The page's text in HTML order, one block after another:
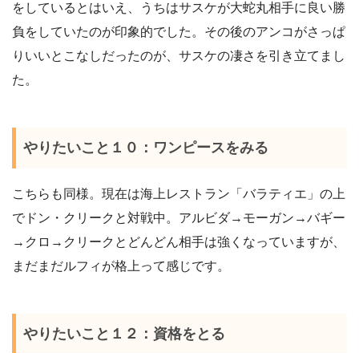
をしているとはいえ、うちはサスケが大蛇丸相手に良い勝
負をしていたのが印象的でした。その後のアンコがさっぱ
りいいとこなしだったのが、サスケの凄さを引き立てまし
た。
やりたいこと１０：ワンピースをみる
こちらも同様。現在は海上レストラン「バラティエ」の上
でドン・クリークと対戦中。アルビダ→モーガン→バギー
→クロ→クリークとどんどん相手は強くなっていますが、
まだまだルフィが格上って感じです。
やりたいこと１２：資格をとる